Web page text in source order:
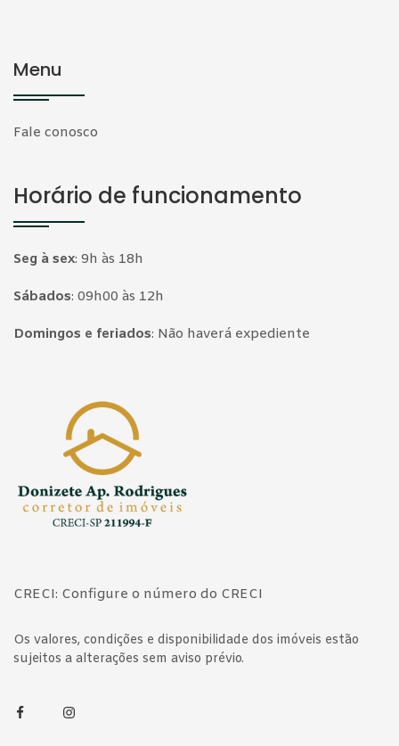
Menu
Fale conosco
Horário de funcionamento
Seg à sex: 9h às 18h
Sábados: 09h00 às 12h
Domingos e feriados: Não haverá expediente
CRECI: Configure o número do CRECI
Os valores, condições e disponibilidade dos imóveis estão
sujeitos a alterações sem aviso prévio.
FacebookInstagram